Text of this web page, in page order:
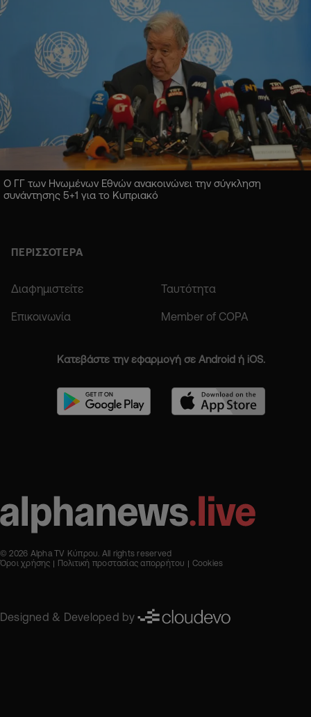
Ο ΓΓ των Ηνωμένων Εθνών ανακοινώνει την σύγκληση
συνάντησης 5+1 για το Κυπριακό
ΠΕΡΙΣΣΟΤΕΡΑ
Διαφημιστείτε Ταυτότητα
Επικοινωνία Member of COPA
Κατεβάστε την εφαρμογή σε Android ή iOS.
© 2026 Alpha TV Κύπρου. All rights reserved
Όροι χρήσης
Πολιτική προστασίας απορρήτου Cookies
Designed & Developed by